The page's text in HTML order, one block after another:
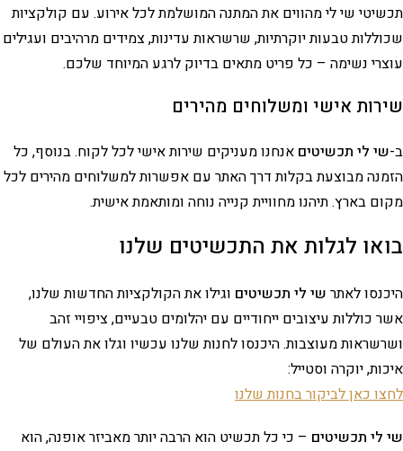
תכשיטי שי לי מהווים את המתנה המושלמת לכל אירוע. עם קולקציות
שכוללות טבעות יוקרתיות, שרשראות עדינות, צמידים מרהיבים ועגילים
עוצרי נשימה – כל פריט מתאים בדיוק לרגע המיוחד שלכם.
שירות אישי ומשלוחים מהירים
ב-שי לי תכשיטים אנחנו מעניקים שירות אישי לכל לקוח. בנוסף, כל
הזמנה מבוצעת בקלות דרך האתר עם אפשרות למשלוחים מהירים לכל
מקום בארץ. תיהנו מחוויית קנייה נוחה ומותאמת אישית.
בואו לגלות את התכשיטים שלנו
היכנסו לאתר שי לי תכשיטים וגילו את הקולקציות החדשות שלנו,
אשר כוללות עיצובים ייחודיים עם יהלומים טבעיים, ציפויי זהב
ושרשראות מעוצבות. היכנסו לחנות שלנו עכשיו וגלו את העולם של
איכות, יוקרה וסטייל:
לחצו כאן לביקור בחנות שלנו
שי לי תכשיטים – כי כל תכשיט הוא הרבה יותר מאביזר אופנה, הוא